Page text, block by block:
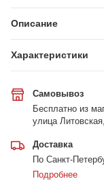
Описание
Характеристики
Самовывоз
Бесплатно из
улица
Доставка
По Санкт-
Подробнее